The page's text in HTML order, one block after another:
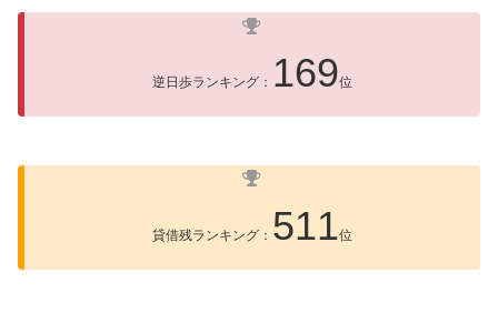
逆日歩ランキング： 169位
貸借残ランキング： 511位